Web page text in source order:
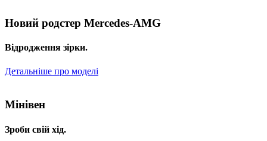
Новий родстер Mercedes-AMG
Відродження зірки.
Детальніше про моделі
Мінівен
Зроби свій хід.